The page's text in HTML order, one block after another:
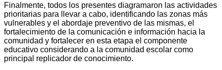
Finalmente, todos los presentes diagramaron las actividades
prioritarias para llevar a cabo, identificando las zonas más
vulnerables y el abordaje preventivo de las mismas, el
fortalecimiento de la comunicación e información hacia la
comunidad y fortalecer en esta etapa el componente
educativo considerando a la comunidad escolar como
principal replicador de conocimiento.